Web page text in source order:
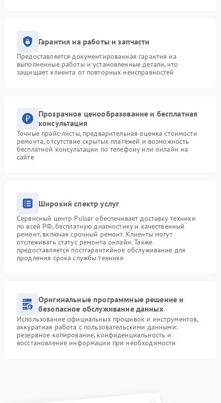
Гарантия на работы и запчасти
Предоставляется документированная гарантия на
выполненные работы и установленные детали, что
защищает клиента от повторных неисправностей
Прозрачное ценообразование и бесплатная
консультация
Точные прайс-листы, предварительная оценка стоимости
ремонта, отсутствие скрытых платежей и возможность
бесплатной консультации по телефону или онлайн на
сайте
Широкий спектр услуг
Сервисный центр Pulsar обеспечивает доставку техники
по всей РФ, бесплатную диагностику и качественный
ремонт, включая срочный ремонт. Клиенты могут
отслеживать статус ремонта онлайн. Также
предоставляется постгарантийное обслуживание для
продления срока службы техники
Оригинальные программные решение и
безопасное обслуживание данных
Использование официальных прошивок и инструментов,
аккуратная работа с пользовательскими данными:
резервное копирование, конфиденциальность и
восстановление информации при необходимости